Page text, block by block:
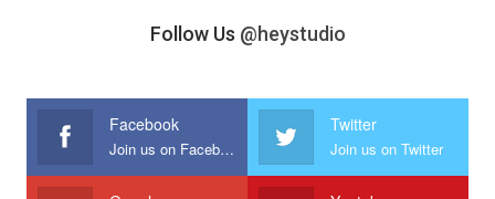
Follow Us @heystudio
Facebook
Join us on Facebook
Twitter
Join us on Twitter